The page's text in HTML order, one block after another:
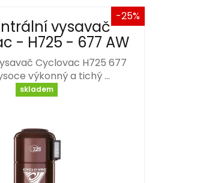
-25%
vysavač
- H725 - 677 AW
Cyclovac H725 677
výkonný a tichý …
skladem